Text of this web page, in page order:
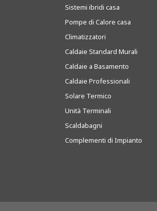
Sistemi ibridi casa
Pompe di Calore casa
Climatizzatori
Caldaie Standard Murali
Caldaie a Basamento
Caldaie Professionali
Solare Termico
Unità Terminali
Scaldabagni
Complementi di Impianto